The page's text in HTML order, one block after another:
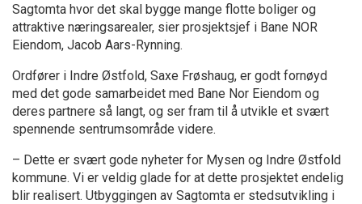
Sagtomta hvor det skal bygge mange flotte boliger og
attraktive næringsarealer, sier prosjektsjef i Bane NOR
Eiendom, Jacob Aars-Rynning.
Ordfører i Indre Østfold, Saxe Frøshaug, er godt fornøyd
med det gode samarbeidet med Bane Nor Eiendom og
deres partnere så langt, og ser fram til å utvikle et svært
spennende sentrumsområde videre.
– Dette er svært gode nyheter for Mysen og Indre Østfold
kommune. Vi er veldig glade for at dette prosjektet endelig
blir realisert. Utbyggingen av Sagtomta er stedsutvikling i